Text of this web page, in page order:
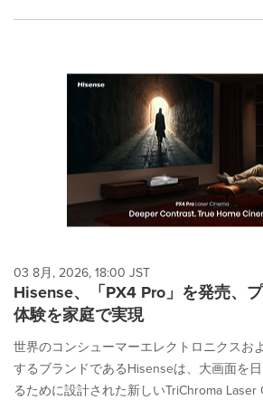
03 8月, 2026, 18:00 JST
Hisense、「PX4 Pro」を発売、
体験を家庭で実現
世界のコンシューマーエレクトロニクスお
するブランドであるHisenseは、大画面を
るために設計された新しいTriChroma Laser